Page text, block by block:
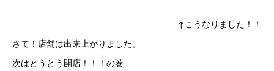
↑こうなりました！！
さて！店舗は出来上がりました。
次はとうとう開店！！！の巻